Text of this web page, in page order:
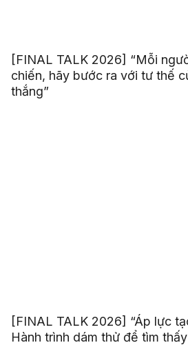
[FINAL TALK 2026] “Mỗi
chiến, hãy bước ra với tư thế
thắng”
[FINAL TALK 2026] “Áp lực
Hành trình dám thử để tìm